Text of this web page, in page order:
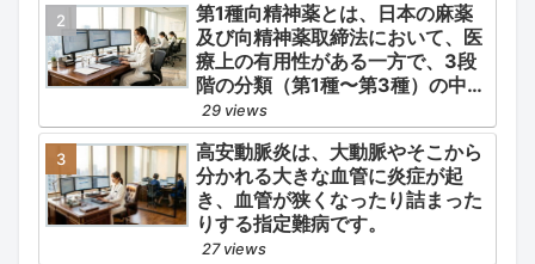
第1種向精神薬とは、日本の麻薬
及び向精神薬取締法において、医
療上の有用性がある一方で、3段
階の分類（第1種〜第3種）の中で
最も医療用としての濫用の危険性
が高く、有害作用が強いとされる
医薬品です。
29 views
高安動脈炎は、大動脈やそこから
分かれる大きな血管に炎症が起
き、血管が狭くなったり詰まった
りする指定難病です。
27 views